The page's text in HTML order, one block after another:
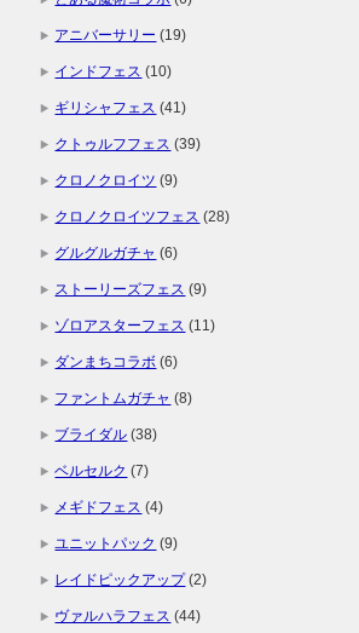
アニバーサリー (19)
インドフェス (10)
ギリシャフェス (41)
クトゥルフフェス (39)
クロノクロイツ (9)
クロノクロイツフェス (28)
グルグルガチャ (6)
ストーリーズフェス (9)
ゾロアスターフェス (11)
ダンまちコラボ (6)
ファントムガチャ (8)
ブライダル (38)
ベルセルク (7)
メギドフェス (4)
ユニットパック (9)
レイドピックアップ(2)
ヴァルハラフェス (44)